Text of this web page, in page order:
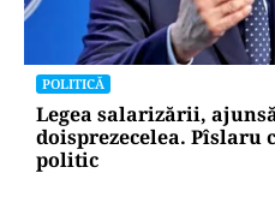
ACTUALITATE
Încă o fabrică auto a
Industria pierde 1.200